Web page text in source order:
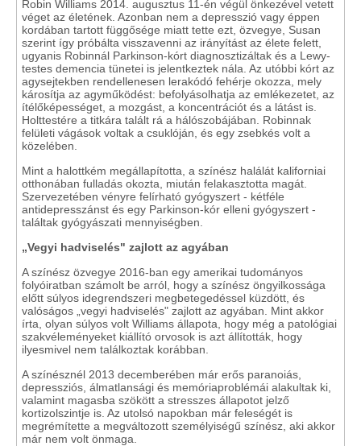
Robin Williams 2014. augusztus 11-én végül önkezével vetett
véget az életének. Azonban nem a depresszió vagy éppen
kordában tartott függősége miatt tette ezt, özvegye, Susan
szerint így próbálta visszavenni az irányítást az élete felett,
ugyanis Robinnál Parkinson-kórt diagnosztizáltak és a Lewy-
testes demencia tünetei is jelentkeztek nála. Az utóbbi kórt az
agysejtekben rendellenesen lerakódó fehérje okozza, mely
károsítja az agyműködést: befolyásolhatja az emlékezetet, az
ítélőképességet, a mozgást, a koncentrációt és a látást is.
Holttestére a titkára talált rá a hálószobájában. Robinnak
felületi vágások voltak a csuklóján, és egy zsebkés volt a
közelében.
Mint a halottkém megállapította, a színész halálát kaliforniai
otthonában fulladás okozta, miután felakasztotta magát.
Szervezetében vényre felírható gyógyszert - kétféle
antidepresszánst és egy Parkinson-kór elleni gyógyszert -
találtak gyógyászati mennyiségben.
„Vegyi hadviselés" zajlott az agyában
A színész özvegye 2016-ban egy amerikai tudományos
folyóiratban számolt be arról, hogy a színész öngyilkossága
előtt súlyos idegrendszeri megbetegedéssel küzdött, és
valóságos „vegyi hadviselés" zajlott az agyában. Mint akkor
írta, olyan súlyos volt Williams állapota, hogy még a patológiai
szakvéleményeket kiállító orvosok is azt állították, hogy
ilyesmivel nem találkoztak korábban.
A színésznél 2013 decemberében már erős paranoiás,
depressziós, álmatlansági és memóriaproblémái alakultak ki,
valamint magasba szökött a stresszes állapotot jelző
kortizolszintje is. Az utolsó napokban már feleségét is
megrémítette a megváltozott személyiségű színész, aki akkor
már nem volt önmaga.